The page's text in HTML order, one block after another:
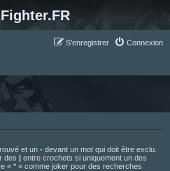
Connexion
S’enregistrer
et un - devant un mot qui doit être exclu.
des | entre crochets si uniquement un des
« * » comme joker pour des recherches